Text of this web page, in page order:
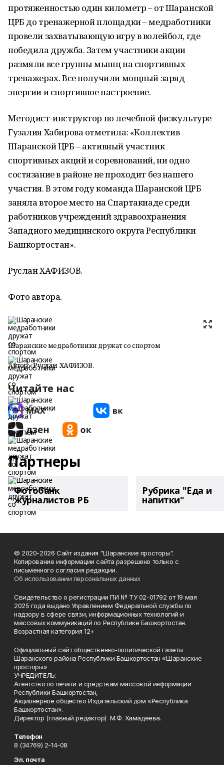
протяженностью один километр – от Шаранской
ЦРБ до тренажерной площадки – медработники
провели захватывающую игру в волейбол, где
победила дружба. Затем участники акции
размяли все группы мышц на спортивных
тренажерах. Все получили мощный заряд
энергии и спортивное настроение.
Методист-инструктор по лечебной физкультуре
Гузалия Хабирова отметила: «Коллектив
Шаранской ЦРБ – активный участник
спортивных акций и соревнований, ни одно
состязание в районе не проходит без нашего
участия. В этом году команда Шаранской ЦРБ
заняла второе место на Спартакиаде среди
работников учреждений здравоохранения
Западного медицинского округа Республики
Башкортостан».
Руслан ХАФИЗОВ.
Фото автора.
Шаранские медработники дружат со спортом
Автор: Руслан ХАФИЗОВ.
Читайте нас
Партнеры
Фотобанк
журналистов РБ
Рубрика "Еда и
напитки"
© 2020-2026 Сайт издания "Шаранские просторы".
Копирование информации сайта разрешено только с
письменного согласия редакции.
Об использовании персональных данных
Свидетельство о регистрации ПИ № ТУ 02-01792 от 19 мая
2025 года выдано Управлением Федеральной службы по
надзору в сфере связи, информационных технологий и
массовых коммуникаций по Республике Башкортостан.
Возрастная категория 12+
Официальный сайт общественно-политической газеты
Шаранского района Республики Башкортостан «Шаранские
просторы»
УЧРЕДИТЕЛЬ:
Агентство по печати и средствам массовой информации
Республики Башкортостан,
Акционерное общество Издательский дом «Республика
Башкортостан».
Директор (главный редактор) М.Ф. Хамадеева.
Телефон
8 (34769) 2-14-08
Эл. почта